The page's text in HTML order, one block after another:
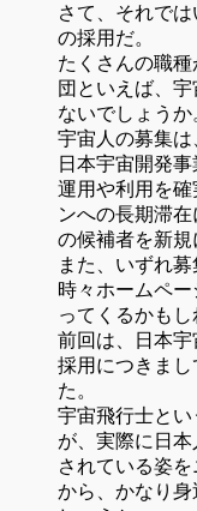
さて、それで
の採用だ。
たくさんの職
団といえば、
ないでしょうか
宇宙人の募集は
日本宇宙開発
運用や利用を
ンへの長期滞
の候補者を新規
また、いずれ
時々ホームペ
ってくるかもし
前回は、日本
採用につきま
た。
宇宙飛行士と
が、実際に日
されている姿
から、かなり